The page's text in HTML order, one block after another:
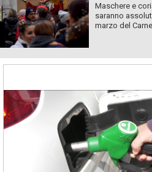
Maschere e
saranno
marzo del